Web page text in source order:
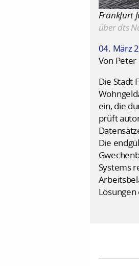
Frankfurt
über dts
04. März
Von
Die Stadt
ein, die
prüft
Die
Systems